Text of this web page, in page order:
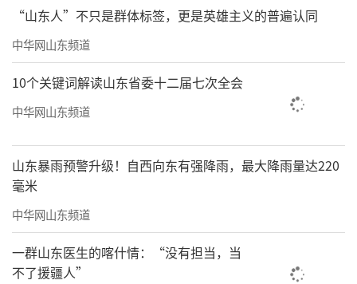
以及妇幼保健等健康管理
“山东人”不只是群体标签，更是英雄主义的普遍认同
中华网山东频道
10个关键词解读山东省委十二届七次全会
中华网山东频道
山东暴雨预警升级！自西向东有强降雨，最大降雨量达220
毫米
中华网山东频道
一群山东医生的喀什情：“没有担当，当
不了援疆人”